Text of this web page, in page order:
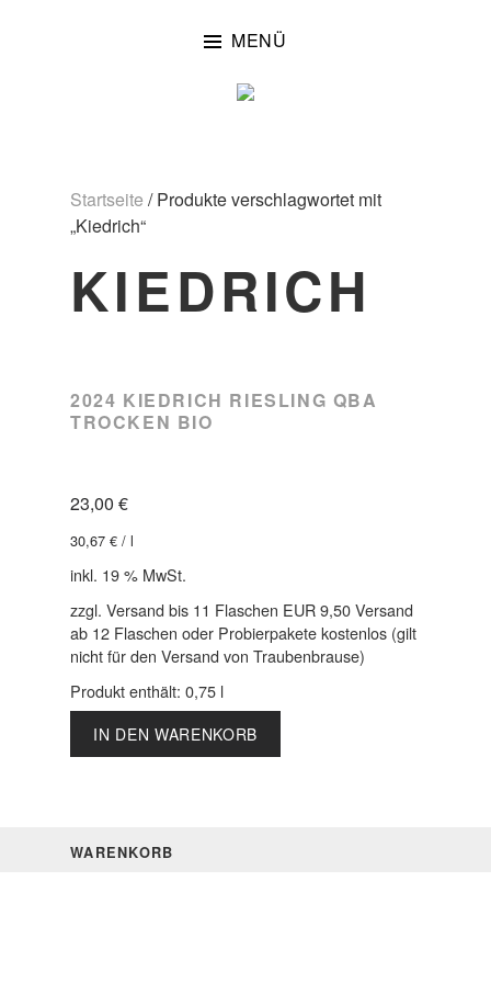
MENÜ
Startseite / Produkte verschlagwortet mit
„Kiedrich“
KIEDRICH
2024 KIEDRICH RIESLING QBA
TROCKEN BIO
23,00 €
30,67 € / l
inkl. 19 % MwSt.
zzgl. Versand bis 11 Flaschen EUR 9,50 Versand
ab 12 Flaschen oder Probierpakete kostenlos (gilt
nicht für den Versand von Traubenbrause)
Produkt enthält: 0,75 l
IN DEN WARENKORB
WARENKORB